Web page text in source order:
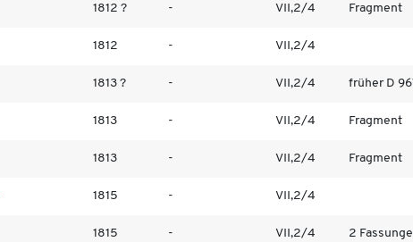
1812 ? - VII,2/4 Fragment
1812 - VII,2/4
1813 ? - VII,2/4 früher D
1813 - VII,2/4 Fragment
1813 - VII,2/4 Fragment
1815 - VII,2/4
1815 - VII,2/4 2